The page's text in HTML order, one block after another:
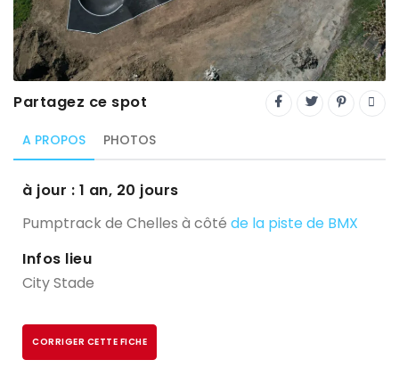
Trial
XC Rando - VTTAE
XCO
Constructeurs-Shapers
Derniers commentaires
Partagez ce spot
A PROPOS PHOTOS
à jour : 1 an, 20 jours
Pumptrack de Chelles à côté de la piste de BMX
Infos lieu
City Stade
CORRIGER CETTE FICHE